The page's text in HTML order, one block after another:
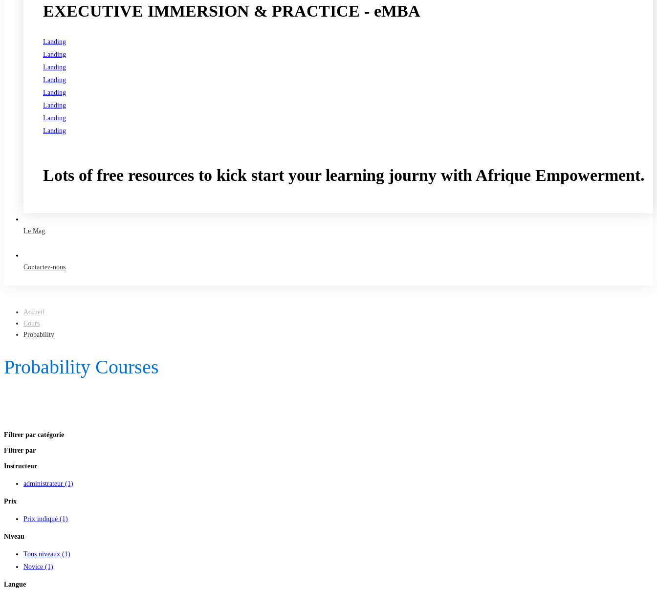
EXECUTIVE IMMERSION & PRACTICE - eMBA
Landing
Landing
Landing
Landing
Landing
Landing
Landing
Landing
Lots of free resources to kick start your learning journy with Afrique Empowerment.
Le Mag
Contactez-nous
Accueil
Cours
Probability
Probability Courses
Filtrer par catégorie
Filtrer par
Instructeur
administrateur (1)
Prix
Prix indiqué (1)
Niveau
Tous niveaux (1)
Novice (1)
Langue